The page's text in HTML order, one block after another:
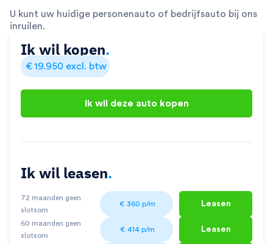
Ik wil kopen.
€ 19.950 excl. btw
Ik wil deze auto kopen
Ik wil leasen.
72 maanden geen
slotsom
€ 360 p/m Leasen
60 maanden geen
slotsom
€ 414 p/m Leasen
U kunt uw huidige personenauto of bedrijfsauto bij ons
inruilen.